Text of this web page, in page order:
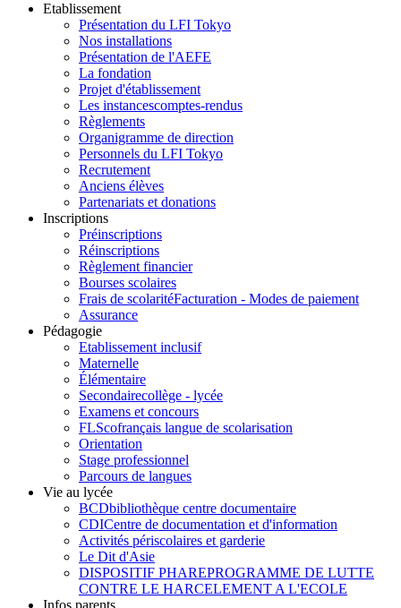
Etablissement
Présentation du LFI Tokyo
Nos installations
Présentation de l'AEFE
La fondation
Projet d'établissement
Les instancescomptes-rendus
Règlements
Organigramme de direction
Personnels du LFI Tokyo
Recrutement
Anciens élèves
Partenariats et donations
Inscriptions
Préinscriptions
Réinscriptions
Règlement financier
Bourses scolaires
Frais de scolaritéFacturation - Modes de paiement
Assurance
Pédagogie
Etablissement inclusif
Maternelle
Élémentaire
Secondairecollège - lycée
Examens et concours
FLScofrançais langue de scolarisation
Orientation
Stage professionnel
Parcours de langues
Vie au lycée
BCDbibliothèque centre documentaire
CDICentre de documentation et d'information
Activités périscolaires et garderie
Le Dit d'Asie
DISPOSITIF PHAREPROGRAMME DE LUTTE
CONTRE LE HARCELEMENT A L'ECOLE
Infos parents